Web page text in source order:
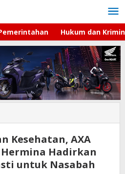
Hukum dan
Kesehatan, AXA
Hadirkan
untuk Nasabah